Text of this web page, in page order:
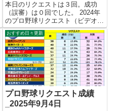
本日のリクエストは３回。成功
（誤審）は０回でした。 2024年
のプロ野球リクエスト（ビデオ判
定）成績を記録集計しています。
今シーズンのリクエスト成功率は
これで22.0%。リクエスト数532
回、成功117回、失敗415回とな
りました。 【リク...
おすすめ日々更新
プロ野球リクエスト成績
_2025年9月4日